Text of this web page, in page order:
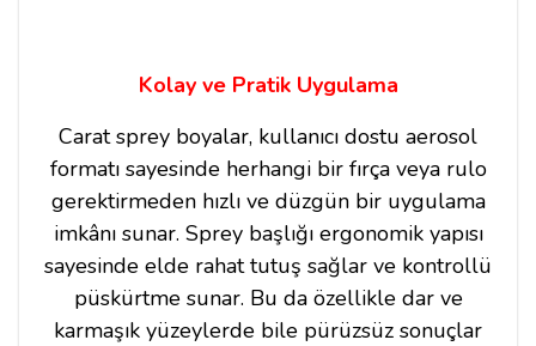
Kolay ve Pratik Uygulama
Carat sprey boyalar, kullanıcı dostu aerosol
formatı sayesinde herhangi bir fırça veya rulo
gerektirmeden hızlı ve düzgün bir uygulama
imkânı sunar. Sprey başlığı ergonomik yapısı
sayesinde elde rahat tutuş sağlar ve kontrollü
püskürtme sunar. Bu da özellikle dar ve
karmaşık yüzeylerde bile pürüzsüz sonuçlar